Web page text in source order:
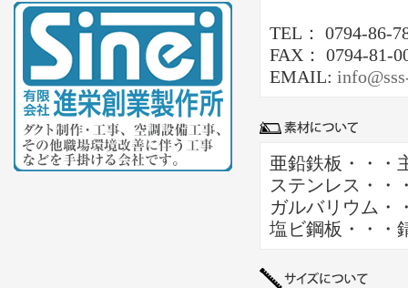
TEL： 0794-86-
FAX： 0794-81-
EMAIL:
亜鉛鉄板・・・
ステンレス・
ガルバリウム・
塩ビ鋼板・・・